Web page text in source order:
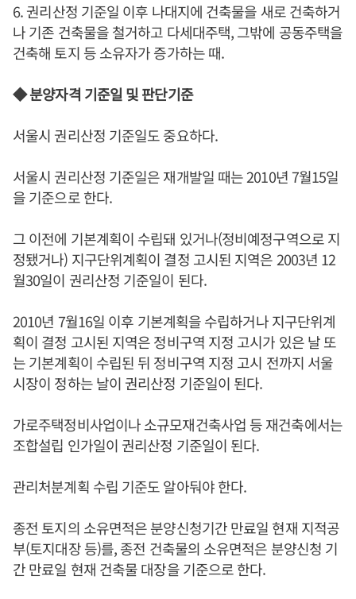
6. 권리산정 기준일 이후 나대지에 건축물을 새로 건축하거
나 기존 건축물을 철거하고 다세대주택, 그밖에 공동주택을
건축해 토지 등 소유자가 증가하는 때.
◆ 분양자격 기준일 및 판단기준
서울시 권리산정 기준일도 중요하다.
서울시 권리산정 기준일은 재개발일 때는 2010년 7월15일
을 기준으로 한다.
그 이전에 기본계획이 수립돼 있거나(정비예정구역으로 지
정됐거나) 지구단위계획이 결정 고시된 지역은 2003년 12
월30일이 권리산정 기준일이 된다.
2010년 7월16일 이후 기본계획을 수립하거나 지구단위계
획이 결정 고시된 지역은 정비구역 지정 고시가 있은 날 또
는 기본계획이 수립된 뒤 정비구역 지정 고시 전까지 서울
시장이 정하는 날이 권리산정 기준일이 된다.
가로주택정비사업이나 소규모재건축사업 등 재건축에서는
조합설립 인가일이 권리산정 기준일이 된다.
관리처분계획 수립 기준도 알아둬야 한다.
종전 토지의 소유면적은 분양신청기간 만료일 현재 지적공
부(토지대장 등)를, 종전 건축물의 소유면적은 분양신청 기
간 만료일 현재 건축물 대장을 기준으로 한다.